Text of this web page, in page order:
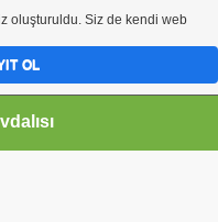
oluşturuldu. Siz de kendi web
OL